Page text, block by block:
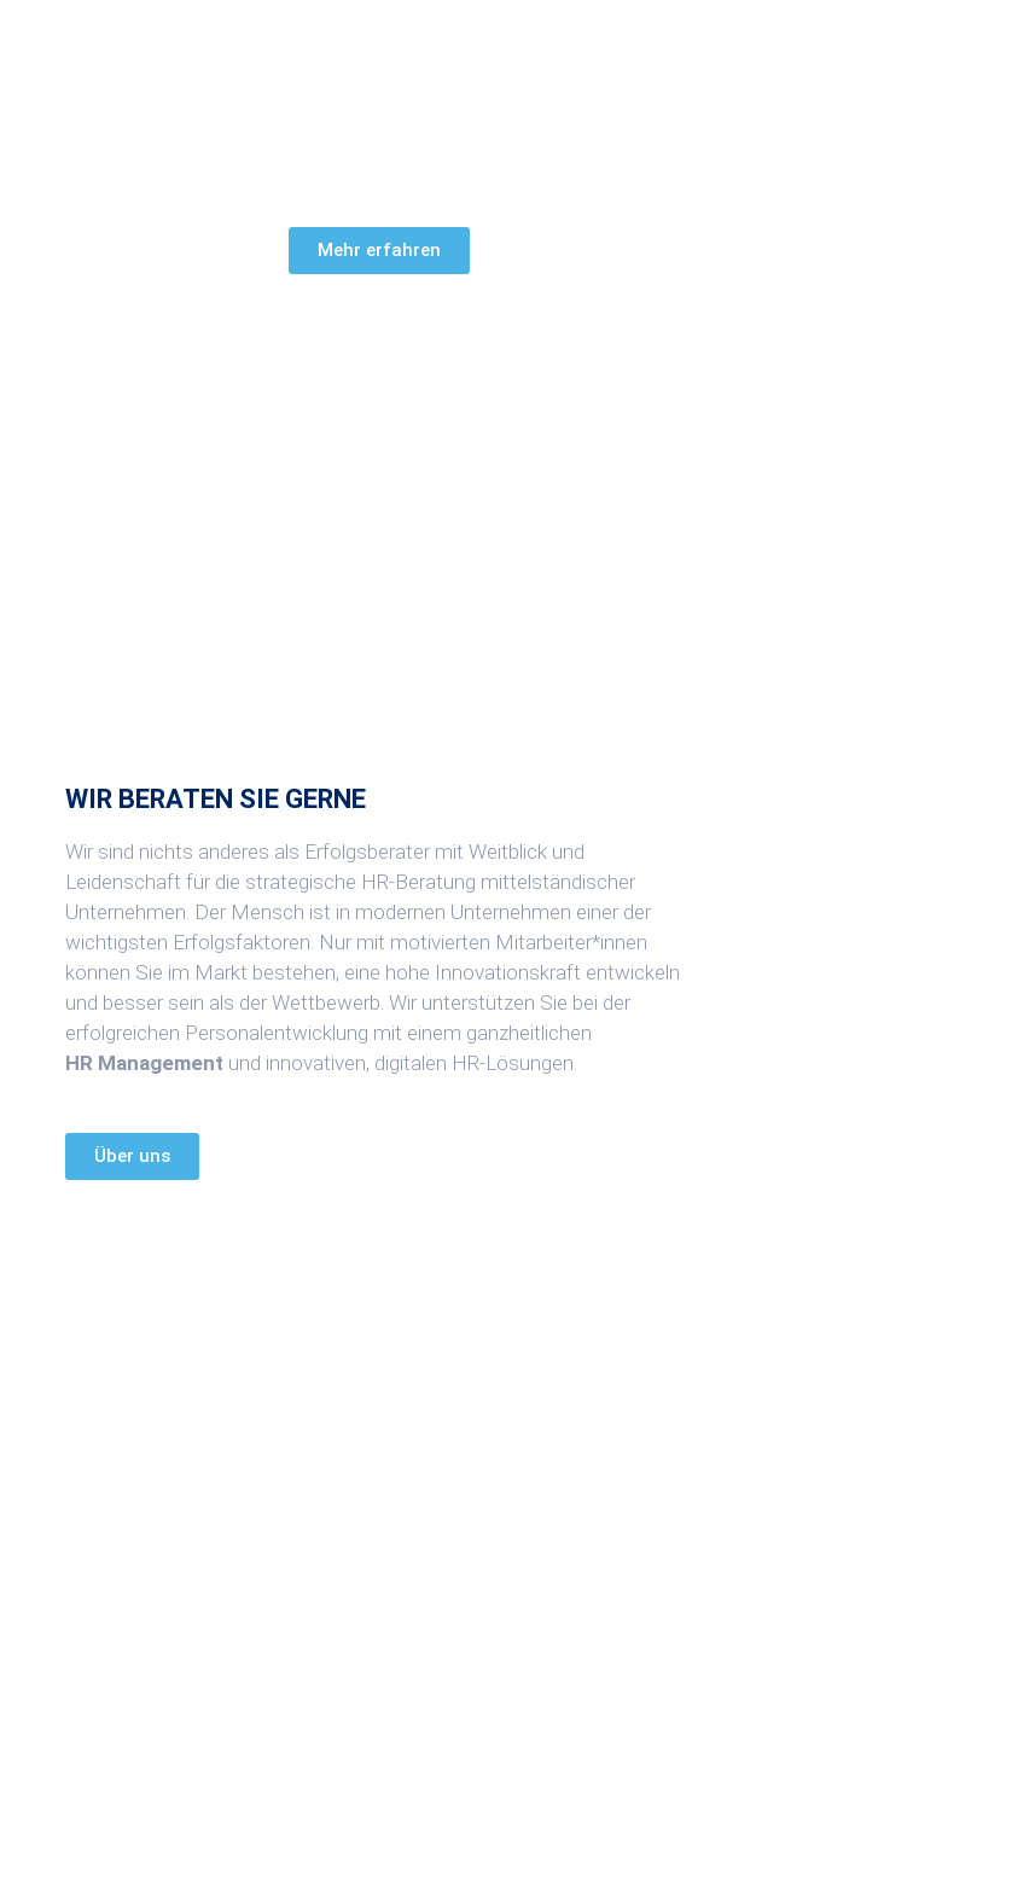
Mehr erfahren
WIR BERATEN SIE GERNE
Wir sind nichts anderes als Erfolgsberater mit Weitblick und
Leidenschaft für die strategische HR-Beratung mittelständischer
Unternehmen. Der Mensch ist in modernen Unternehmen einer der
wichtigsten Erfolgsfaktoren. Nur mit motivierten Mitarbeiter*innen
können Sie im Markt bestehen, eine hohe Innovationskraft entwickeln
und besser sein als der Wettbewerb. Wir unterstützen Sie bei der
erfolgreichen Personalentwicklung mit einem ganzheitlichen
HR Management und innovativen, digitalen HR-Lösungen.
Über uns